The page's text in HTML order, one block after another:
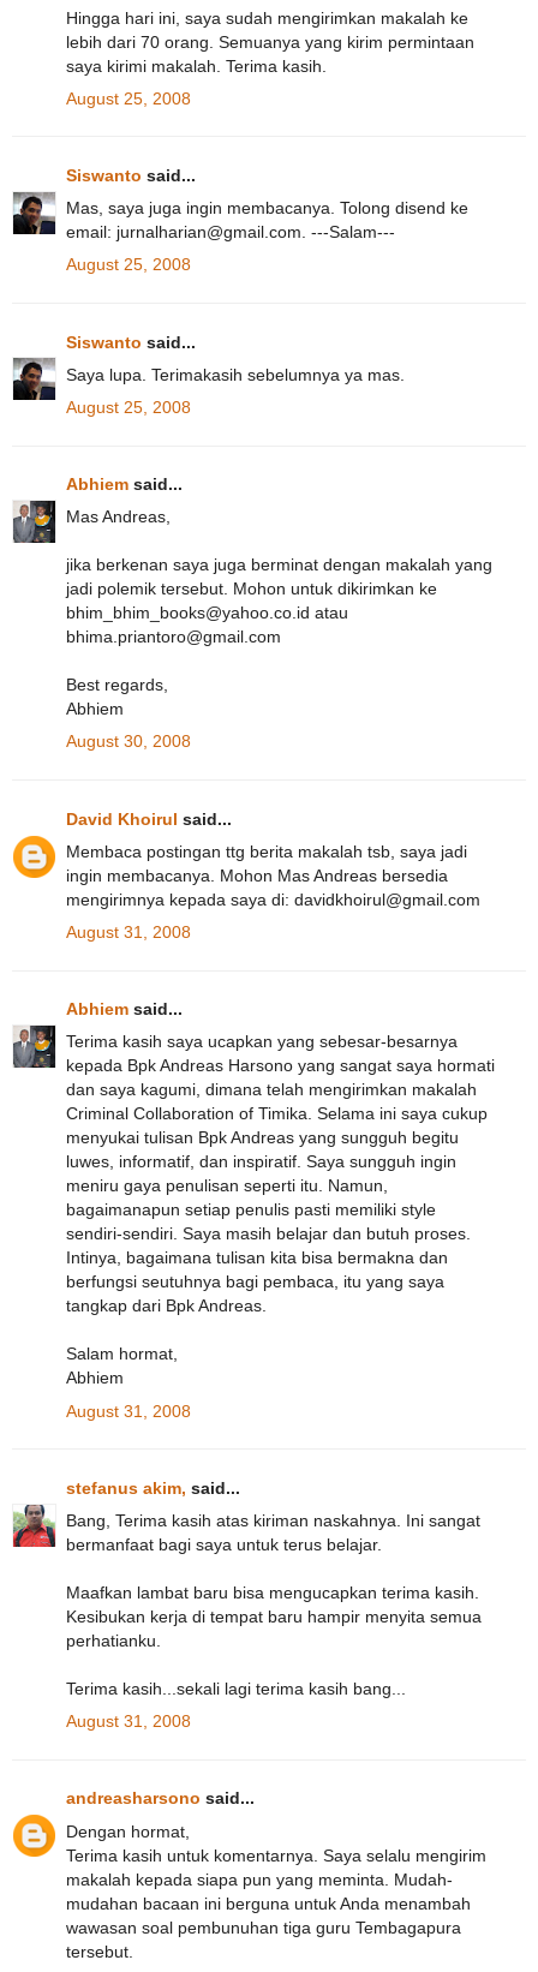
Hingga hari ini, saya sudah mengirimkan makalah ke
lebih dari 70 orang. Semuanya yang kirim permintaan
saya kirimi makalah. Terima kasih.
August 25, 2008
Siswanto said...
Mas, saya juga ingin membacanya. Tolong disend ke
email: jurnalharian@gmail.com. ---Salam---
August 25, 2008
Siswanto said...
Saya lupa. Terimakasih sebelumnya ya mas.
August 25, 2008
Abhiem said...
Mas Andreas,
jika berkenan saya juga berminat dengan makalah yang
jadi polemik tersebut. Mohon untuk dikirimkan ke
bhim_bhim_books@yahoo.co.id atau
bhima.priantoro@gmail.com
Best regards,
Abhiem
August 30, 2008
David Khoirul said...
Membaca postingan ttg berita makalah tsb, saya jadi
ingin membacanya. Mohon Mas Andreas bersedia
mengirimnya kepada saya di: davidkhoirul@gmail.com
August 31, 2008
Abhiem said...
Terima kasih saya ucapkan yang sebesar-besarnya
kepada Bpk Andreas Harsono yang sangat saya hormati
dan saya kagumi, dimana telah mengirimkan makalah
Criminal Collaboration of Timika. Selama ini saya cukup
menyukai tulisan Bpk Andreas yang sungguh begitu
luwes, informatif, dan inspiratif. Saya sungguh ingin
meniru gaya penulisan seperti itu. Namun,
bagaimanapun setiap penulis pasti memiliki style
sendiri-sendiri. Saya masih belajar dan butuh proses.
Intinya, bagaimana tulisan kita bisa bermakna dan
berfungsi seutuhnya bagi pembaca, itu yang saya
tangkap dari Bpk Andreas.
Salam hormat,
Abhiem
August 31, 2008
stefanus akim, said...
Bang, Terima kasih atas kiriman naskahnya. Ini sangat
bermanfaat bagi saya untuk terus belajar.
Maafkan lambat baru bisa mengucapkan terima kasih.
Kesibukan kerja di tempat baru hampir menyita semua
perhatianku.
Terima kasih...sekali lagi terima kasih bang...
August 31, 2008
andreasharsono said...
Dengan hormat,
Terima kasih untuk komentarnya. Saya selalu mengirim
makalah kepada siapa pun yang meminta. Mudah-
mudahan bacaan ini berguna untuk Anda menambah
wawasan soal pembunuhan tiga guru Tembagapura
tersebut.